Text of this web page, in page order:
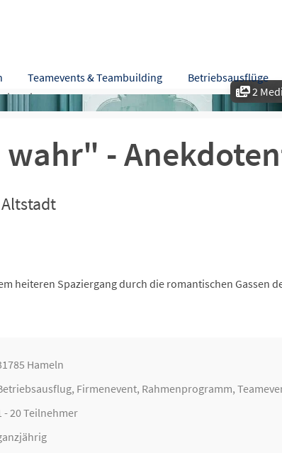
Teamevents & Teambuilding Betriebsausflüge
2
-
Hinweise Karte Bewertungen
heiteren Spaziergang durch die romantischen Gassen
Hameln
, Firmenevent, Rahmenprogramm,
- 20 Teilnehmer